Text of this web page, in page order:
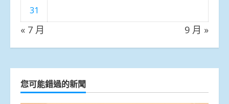
31
« 7 月 9 月 »
您可能錯過的新聞